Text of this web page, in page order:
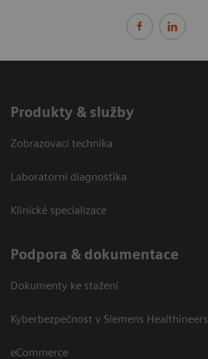
Produkty & služby
Zobrazovací technika
Laboratorní diagnostika
Klinické specializace
Podpora & dokumentace
Dokumenty ke stažení
Kyberbezpečnost v Siemens Healthineers
eCommerce